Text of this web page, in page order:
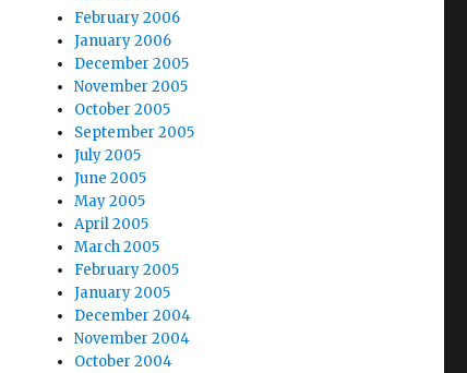
February 2006
January 2006
December 2005
November 2005
October 2005
September 2005
July 2005
June 2005
May 2005
April 2005
March 2005
February 2005
January 2005
December 2004
November 2004
October 2004